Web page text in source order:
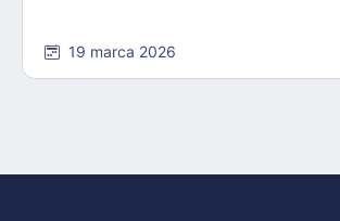
19 marca 2026